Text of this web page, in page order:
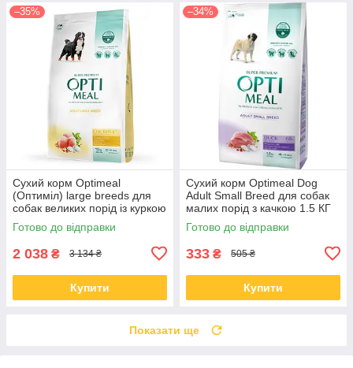
–35%
Сухий корм Optimeal
(Оптиміл) large breeds для
собак великих порід із куркою
12 КГ
Готово до відправки
2 038 ₴ 3 134 ₴
Купити
–34%
Сухий корм Optimeal Dog
Adult Small Breed для собак
малих порід з качкою 1.5 КГ
Готово до відправки
333 ₴ 505 ₴
Купити
Показати ще